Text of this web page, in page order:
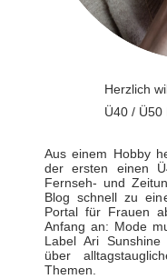
Herzlich
Ü40 / Ü50
Aus einem Hobby
der ersten einen
Fernseh- und
Blog schnell zu
Portal für Frauen
Anfang an: Mode
Label Ari
über
Themen.